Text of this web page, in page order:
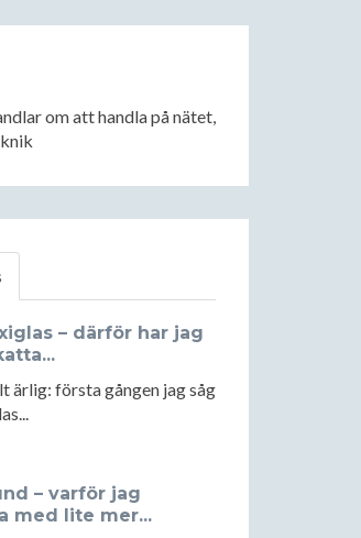
om att handla på nätet,
– därför har jag
ärlig: första gången jag såg
– varför jag
med lite mer...